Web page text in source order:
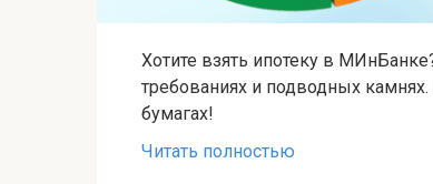
Хотите взять ипотеку в
требованиях и подводных
бумагах!
Читать полностью